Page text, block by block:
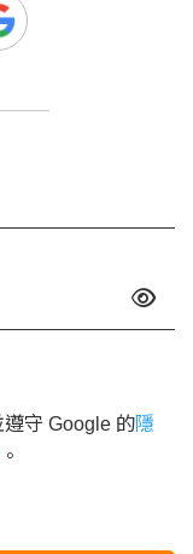
守 Google 的隱
。